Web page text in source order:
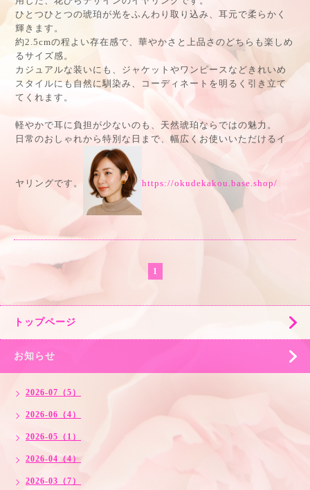
ひとつひとつの琥珀が光をふんわり取り込み、耳元で柔らかく
輝きます。
約2.5cmの程よい存在感で、華やかさと上品さのどちらも楽しめ
るサイズ感。
カジュアルな装いにも、ジャケットやワンピースなどきれいめ
スタイルにも自然に馴染み、コーディネートを明るく引き立て
てくれます。
軽やかで耳に負担が少ないのも、天然琥珀ならではの魅力。
日常のおしゃれから特別な日まで、幅広くお使いいただけるイ
ヤリングです。 https://okudekakou.base.shop/
1
トップページ
お知らせ
2026-07（5）
2026-06（4）
2026-05（1）
2026-04（4）
2026-03（7）